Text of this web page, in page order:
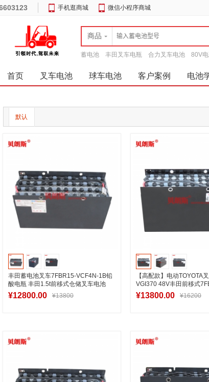
手机逛商城 微信小程序商城
商品
蓄电池 丰田叉车电瓶 合力叉车电池 80V
首页 叉车电池 球车电池 客户案例 电池
默认
丰田蓄电池叉车7FBR15-VCF4N-1B铅
酸电瓶 丰田1.5t前移式仓储叉车电池
48V280Ah
¥12800.00 ¥13800
【高配款】电动TOYOTA
VGI370 48V丰田前移式
GI370-1B电瓶
¥13800.00 ¥16200